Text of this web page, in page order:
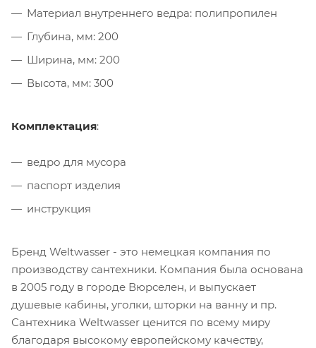
Материал внутреннего ведра: полипропилен
Глубина, мм: 200
Ширина, мм: 200
Высота, мм: 300
Комплектация:
ведро для мусора
паспорт изделия
инструкция
Бренд Weltwasser - это немецкая компания по
производству сантехники. Компания была основана
в 2005 году в городе Вюрселен, и выпускает
душевые кабины, уголки, шторки на ванну и пр.
Сантехника Weltwasser ценится по всему миру
благодаря высокому европейскому качеству,